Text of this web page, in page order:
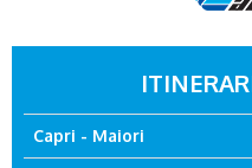
Capri - Maiori